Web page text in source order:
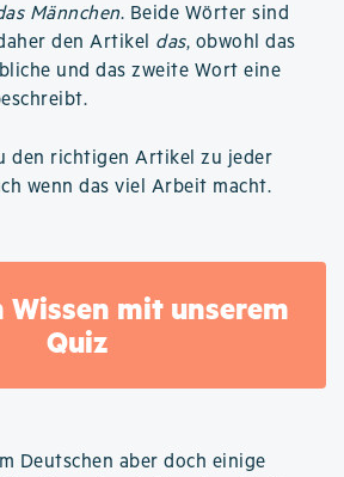
Männchen. Beide Wörter sind
den Artikel das, obwohl das
und das zweite Wort eine
den richtigen Artikel zu jeder
wenn das viel Arbeit macht.
Wissen mit unserem
Quiz
Deutschen aber doch einige